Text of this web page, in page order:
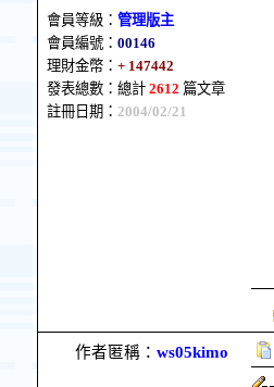
會員等級： 管理版主
會員編號： 00146
理財金幣： + 147442
發表總數：總計 2612 篇文章
註冊日期： 2004/02/21
作者匿稱： ws05kimo